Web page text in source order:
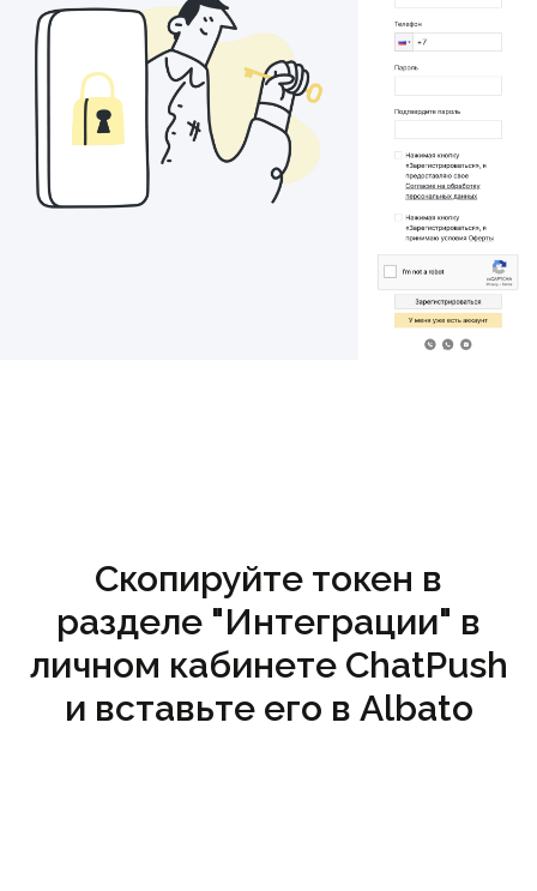
Скопируйте токен в
разделе "Интеграции" в
личном кабинете ChatPush
и вставьте его в Albato